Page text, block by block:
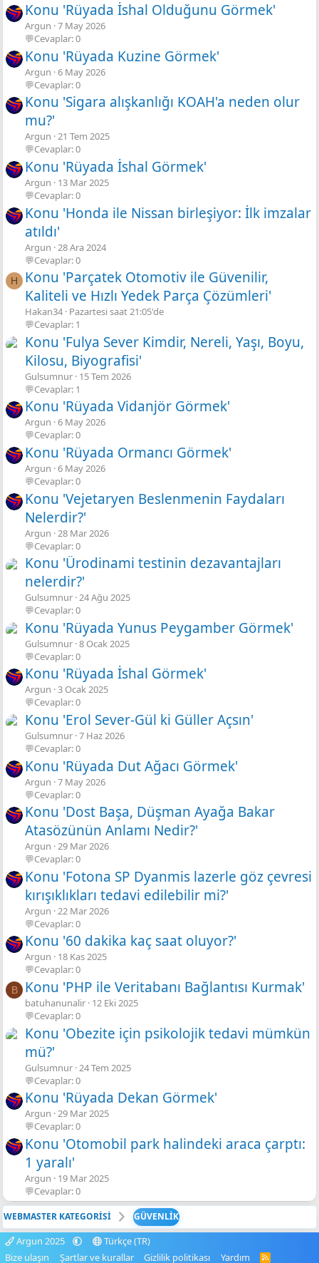
Konu 'Rüyada İshal Olduğunu Görmek'
Argun 7 May 2026
💬Cevaplar: 0
Konu 'Rüyada Kuzine Görmek'
Argun 6 May 2026
💬Cevaplar: 0
Konu 'Sigara alışkanlığı KOAH'a neden olur
mu?'
Argun 21 Tem 2025
💬Cevaplar: 0
Konu 'Rüyada İshal Görmek'
Argun
13 Mar 2025
💬Cevaplar: 0
Konu 'Honda ile Nissan birleşiyor: İlk imzalar
atıldı'
Argun
28 Ara 2024
💬Cevaplar: 0
H
Konu 'Parçatek Otomotiv ile Güvenilir,
Kaliteli ve Hızlı Yedek Parça Çözümleri'
Hakan34 Pazartesi saat 21:05'de
💬Cevaplar: 1
Konu 'Fulya Sever Kimdir, Nereli, Yaşı, Boyu,
Kilosu, Biyografisi'
Gulsumnur 15 Tem 2026
💬Cevaplar: 1
Konu 'Rüyada Vidanjör Görmek'
Argun 6 May 2026
💬Cevaplar: 0
Konu 'Rüyada Ormancı Görmek'
Argun 6 May 2026
💬Cevaplar: 0
Konu 'Vejetaryen Beslenmenin Faydaları
Nelerdir?'
Argun
28 Mar 2026
💬Cevaplar: 0
Konu 'Ürodinami testinin dezavantajları
nelerdir?'
Gulsumnur 24 Ağu 2025
💬Cevaplar: 0
Konu 'Rüyada Yunus Peygamber Görmek'
Gulsumnur 8 Ocak 2025
💬Cevaplar: 0
Konu 'Rüyada İshal Görmek'
Argun 3 Ocak 2025
💬Cevaplar: 0
Konu 'Erol Sever-Gül ki Güller Açsın'
Gulsumnur 7 Haz 2026
💬Cevaplar: 0
Konu 'Rüyada Dut Ağacı Görmek'
Argun 7 May 2026
💬Cevaplar: 0
Konu 'Dost Başa, Düşman Ayağa Bakar
Atasözünün Anlamı Nedir?'
Argun 29 Mar 2026
💬Cevaplar: 0
Konu 'Fotona SP Dyanmis lazerle göz çevresi
kırışıklıkları tedavi edilebilir mi?'
Argun 22 Mar 2026
💬Cevaplar: 0
Konu '60 dakika kaç saat oluyor?'
Argun
18 Kas 2025
💬Cevaplar: 0
B Konu 'PHP ile Veritabanı Bağlantısı Kurmak'
batuhanunalir 12 Eki 2025
💬Cevaplar: 0
Konu 'Obezite için psikolojik tedavi mümkün
mü?'
Gulsumnur 24 Tem 2025
💬Cevaplar: 0
Konu 'Rüyada Dekan Görmek'
Argun 29 Mar 2025
💬Cevaplar: 0
Konu 'Otomobil park halindeki araca çarptı:
1 yaralı'
Argun
19 Mar 2025
💬Cevaplar: 0
WEBMASTER KATEGORİSİ GÜVENLİK
Argun 2025
Türkçe (TR)
Bize ulaşın
Şartlar ve kurallar Gizlilik politikası Yardım
R